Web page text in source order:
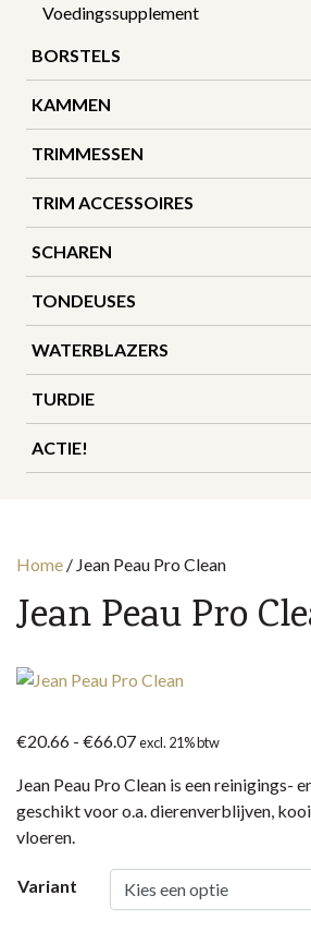
Voedingssupplement
BORSTELS
KAMMEN
TRIMMESSEN
TRIM ACCESSOIRES
SCHAREN
TONDEUSES
WATERBLAZERS
TURDIE
ACTIE!
Home / Jean Peau Pro Clean
Jean Peau Pro
€20.66 - €66.07Prijsklasse:
tot
€66.07
excl. 21% btw
Jean Peau Pro Clean is een reinigings-
geschikt voor o.a. dierenverblijven,
vloeren.
Variant